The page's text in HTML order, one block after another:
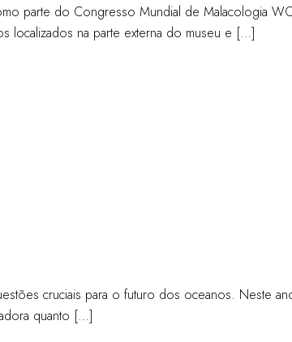
parte do Congresso Mundial de Malacologia
localizados na parte externa do museu e […]
cruciais para o futuro dos oceanos. Neste
quanto […]